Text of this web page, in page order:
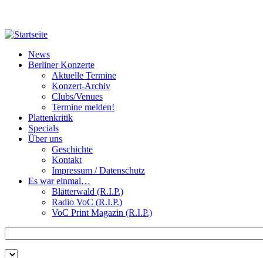
News
Berliner Konzerte
Aktuelle Termine
Konzert-Archiv
Clubs/Venues
Termine melden!
Plattenkritik
Specials
Über uns
Geschichte
Kontakt
Impressum / Datenschutz
Es war einmal…
Blätterwald (R.I.P.)
Radio VoC (R.I.P.)
VoC Print Magazin (R.I.P.)